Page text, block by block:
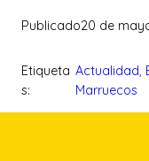
Publicado20 de
Etiqueta
s:
Actualidad,
Marruecos